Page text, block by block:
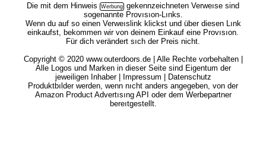
Die mit dem Hinweis
gekennzeichneten Verweıse sind
sogenannte Provısıon-Lınks.
Wenn du auf so einen Verweıslink klickst und über diesen Lınk
einkaufst, bekommen wir von deinem Einkauf eine Provısıon.
Für dich verändert sıch der Preis nicht.
Copyright © 2020 www.outerdoors.de | Alle Rechte vorbehalten |
Alle Logos und Marken in dieser Seite sind Eigentum der
jeweiligen Inhaber |
Impressum
Datenschutz
Produktbılder werden, wenn nıcht anders angegeben, von der
Amazon Product Advertısıng API oder dem Werbepartner
bereıtgestellt.